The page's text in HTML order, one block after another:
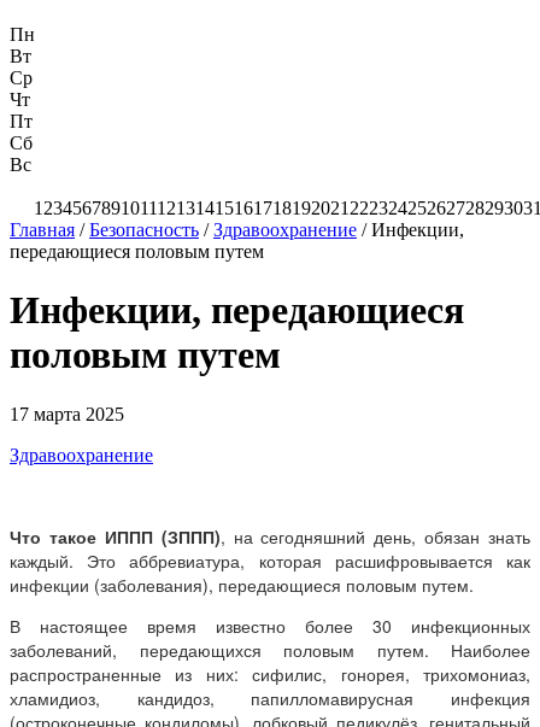
Пн
Вт
Ср
Чт
Пт
Сб
Вс
1 23456789101112131415161718192021 222324252627282930
Главная /Безопасность /Здравоохранение /Инфекции,
передающиеся половым путем
Инфекции, передающиеся
половым путем
17 марта 2025
Здравоохранение
Что такое ИППП (ЗППП), на сегодняшний день, обязан знать
каждый. Это аббревиатура, которая расшифровывается как
инфекции (заболевания), передающиеся половым путем.
В настоящее время известно более 30 инфекционных
заболеваний, передающихся половым путем. Наиболее
распространенные из них: сифилис, гонорея, трихомониаз,
хламидиоз, кандидоз, папилломавирусная инфекция
(остроконечные кондиломы), лобковый педикулёз, генитальный